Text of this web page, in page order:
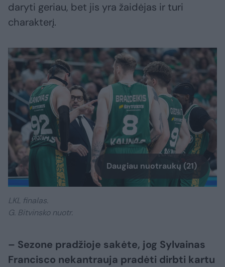
daryti geriau, bet jis yra žaidėjas ir turi
charakterį.
Daugiau nuotraukų (21)
LKL finalas.
G. Bitvinsko nuotr.
– Sezone pradžioje sakėte, jog Sylvainas
Francisco nekantrauja pradėti dirbti kartu